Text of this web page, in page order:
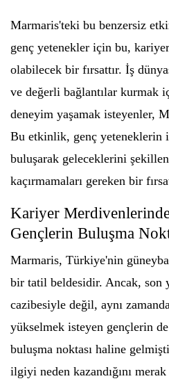
Marmaris'teki bu benzersiz
genç yetenekler için bu,
olabilecek bir fırsattır. İş
ve değerli bağlantılar kurmak
deneyim yaşamak isteyenler,
Bu etkinlik, genç yeteneklerin
buluşarak geleceklerini
kaçırmamaları gereken bir
Kariyer
Gençlerin Buluşma
Marmaris, Türkiye'nin
bir tatil beldesidir. Ancak, son
cazibesiyle değil, aynı
yükselmek isteyen gençlerin
buluşma noktası haline
ilgiyi neden kazandığını